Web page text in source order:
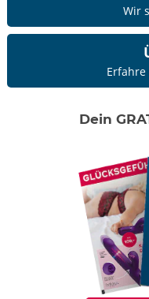
Wir
Erfahre
Dein